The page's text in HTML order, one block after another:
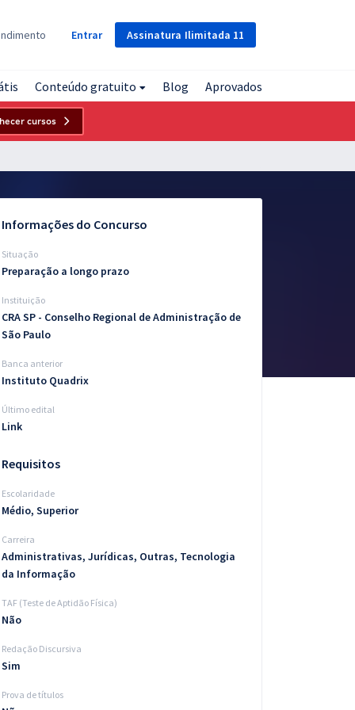
Assinatura Ilimitada 11
Entrar
Conteúdo gratuito Blog Aprovados
cursos
Informações do Concurso
Situação
Preparação a longo prazo
Instituição
CRA SP - Conselho Regional de Administração de
São Paulo
Banca anterior
Instituto Quadrix
Último edital
Link
Requisitos
Escolaridade
Médio, Superior
Carreira
Administrativas, Jurídicas, Outras, Tecnologia
da Informação
TAF (Teste de Aptidão Física)
Não
Redação Discursiva
Sim
Prova de títulos